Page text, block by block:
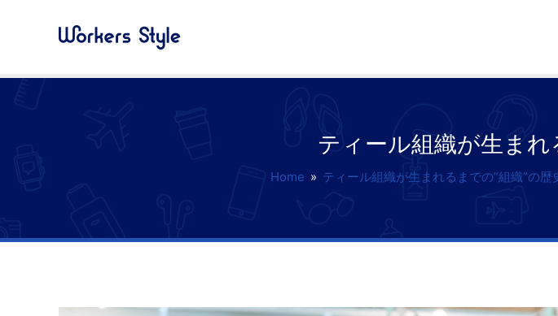
ティール組織が生まれ
Home » ティール組織が生まれるまでの”組織”の歴